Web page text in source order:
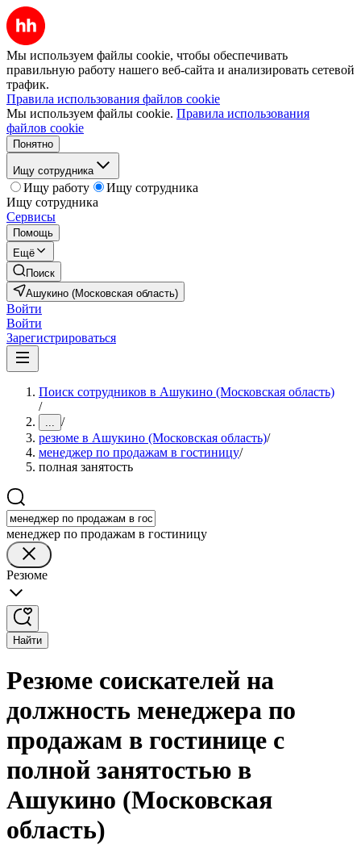
Мы используем файлы cookie, чтобы обеспечивать
правильную работу нашего веб-сайта и анализировать сетевой
трафик.
Правила использования файлов cookie
Мы используем файлы cookie. Правила использования
файлов cookie
Понятно
Ищу сотрудника
Ищу работу
Ищу сотрудника
Ищу сотрудника
Сервисы
Помощь
Ещё
Поиск
Ашукино (Московская область)
Войти
Войти
Зарегистрироваться
Поиск сотрудников в Ашукино (Московская область)
/
... /
резюме в Ашукино (Московская область)/
менеджер по продажам в гостиницу/
полная занятость
менеджер по продажам в гостиницу
Резюме
Найти
Резюме соискателей на
должность менеджера по
продажам в гостинице с
полной занятостью в
Ашукино (Московская
область)